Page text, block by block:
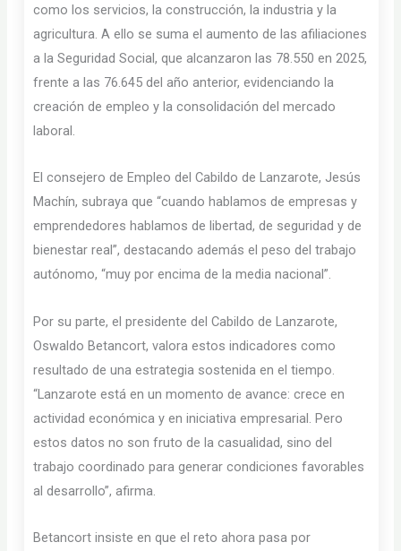
como los servicios, la construcción, la industria y la
agricultura. A ello se suma el aumento de las afiliaciones
a la Seguridad Social, que alcanzaron las 78.550 en 2025,
frente a las 76.645 del año anterior, evidenciando la
creación de empleo y la consolidación del mercado
laboral.
El consejero de Empleo del Cabildo de Lanzarote, Jesús
Machín, subraya que “cuando hablamos de empresas y
emprendedores hablamos de libertad, de seguridad y de
bienestar real”, destacando además el peso del trabajo
autónomo, “muy por encima de la media nacional”.
Por su parte, el presidente del Cabildo de Lanzarote,
Oswaldo Betancort, valora estos indicadores como
resultado de una estrategia sostenida en el tiempo.
“Lanzarote está en un momento de avance: crece en
actividad económica y en iniciativa empresarial. Pero
estos datos no son fruto de la casualidad, sino del
trabajo coordinado para generar condiciones favorables
al desarrollo”, afirma.
Betancort insiste en que el reto ahora pasa por